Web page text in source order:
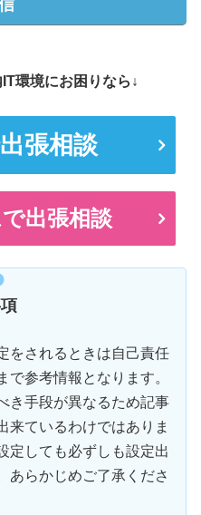
環境にお困りなら↓
張相談
出張相談
をされるときは自己責任
で参考情報となります。
き手段が異なるため記事
来ているわけではありま
定しても必ずしも設定出
あらかじめご了承くださ